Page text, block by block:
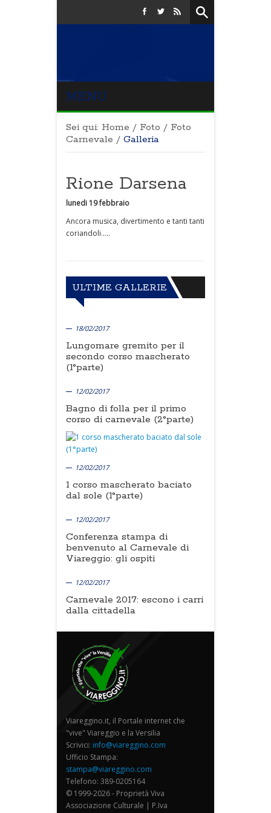
MENU
Sei qui: Home / Foto / Foto
Carnevale / Galleria
Rione Darsena
lunedi 19 febbraio
Ancora musica, divertimento e tanti tanti
coriandoli.....
ULTIME GALLERIE
18/02/2017
Lungomare gremito per il
secondo corso mascherato
(1°parte)
12/02/2017
Bagno di folla per il primo
corso di carnevale (2°parte)
12/02/2017
1 corso mascherato baciato
dal sole (1°parte)
12/02/2017
Conferenza stampa di
benvenuto al Carnevale di
Viareggio: gli ospiti
12/02/2017
Carnevale 2017: escono i carri
dalla cittadella
Viareggino.it, il Portale internet che
"vive" Viareggio e la Versilia
Scrivici: info@viareggino.com
Ufficio Stampa:
stampa@viareggino.com
Telefono: 389-0205164
© 1999-2026 - Proprietà Viva
Associazione Culturale | P.Iva